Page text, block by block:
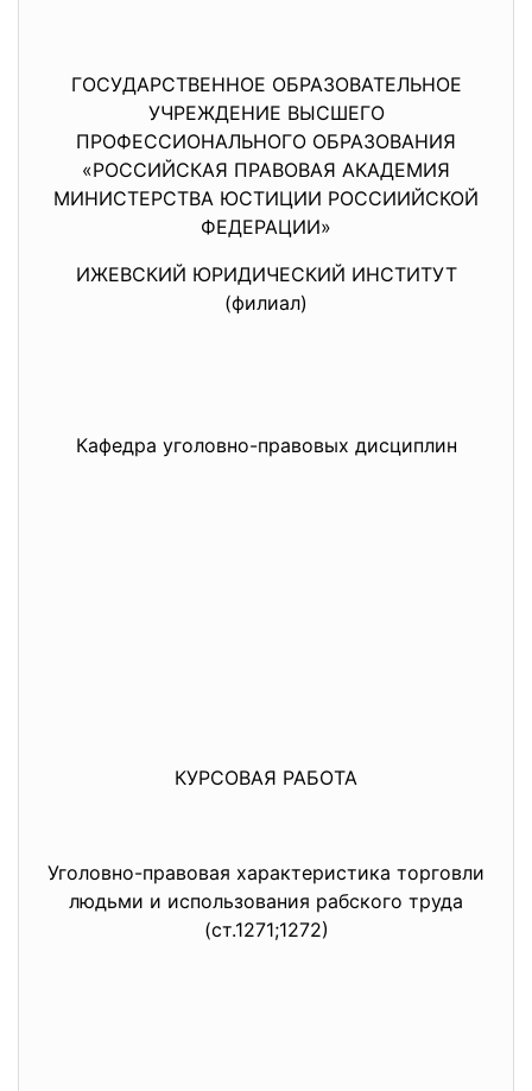
ГОСУДАРСТВЕННОЕ ОБРАЗОВАТЕЛЬНОЕ
УЧРЕЖДЕНИЕ ВЫСШЕГО
ПРОФЕССИОНАЛЬНОГО ОБРАЗОВАНИЯ
«РОССИЙСКАЯ ПРАВОВАЯ АКАДЕМИЯ
МИНИСТЕРСТВА ЮСТИЦИИ РОССИИЙСКОЙ
ФЕДЕРАЦИИ»
ИЖЕВСКИЙ ЮРИДИЧЕСКИЙ ИНСТИТУТ
(филиал)
Кафедра уголовно-правовых дисциплин
КУРСОВАЯ РАБОТА
Уголовно-правовая характеристика торговли
людьми и использования рабского труда
(ст.1271;1272)